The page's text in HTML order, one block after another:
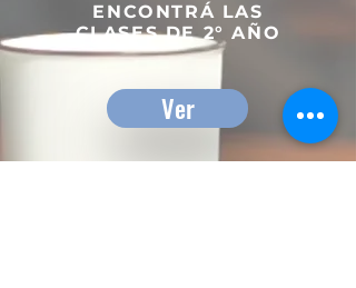
ENCONTRÁ LAS
CLASES DE 2° AÑO
Ver